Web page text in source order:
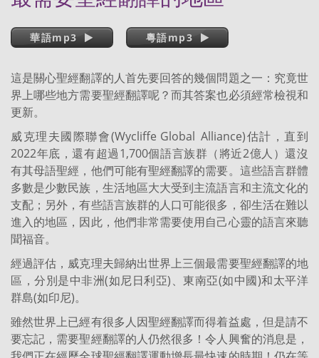
華語mp3 粵語mp3
這是關心聖經翻譯的人首先要回答的幾個問題之一：究竟世
界上哪些地方需要聖經翻譯呢？而其答案也必須經常檢視和
更新。
威克理夫國際聯會(Wycliffe Global Alliance)估計，直到
2022年底，還有超過1,700個語言族群（將近2億人）還沒
有其母語聖經，他們可能有聖經翻譯的需要。這些語言群體
多數是少數民族，生活地區大大受到主流語言和主流文化的
支配；另外，有些語言族群的人口可能很多，卻生活在難以
進入的地區，因此，他們非常需要使用自己心靈的語言來聽
聞福音。
經過評估，威克理夫歸納出世界上三個最需要聖經翻譯的地
區，分別是中非洲(如尼日利亞)、東南亞(如中國)和太平洋
群島(如印尼)。
雖然世界上已經有很多人因聖經翻譯而得着益處，但是請不
要忘記，需要聖經翻譯的人仍然很多！令人興奮的消息是，